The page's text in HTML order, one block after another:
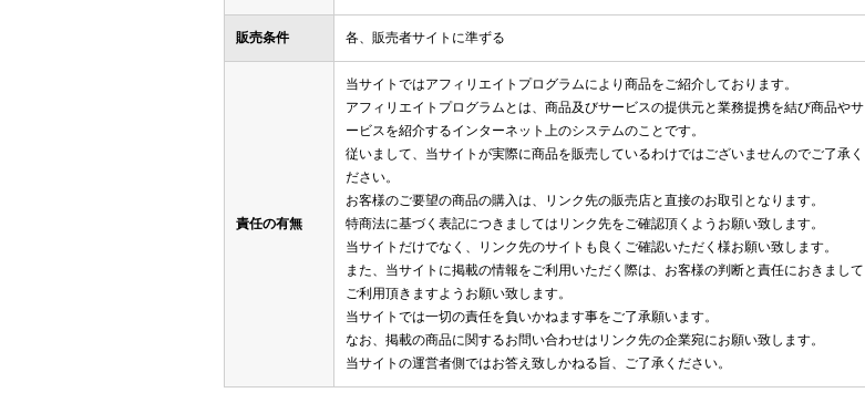
販売条件 各、販売者サイトに準ずる
責任の有無
当サイトではアフィリエイトプログラムにより商品をご紹介しております。
アフィリエイトプログラムとは、商品及びサービスの提供元と業務提携を結び商品やサ
ービスを紹介するインターネット上のシステムのことです。
従いまして、当サイトが実際に商品を販売しているわけではございませんのでご了承く
ださい。
お客様のご要望の商品の購入は、リンク先の販売店と直接のお取引となります。
特商法に基づく表記につきましてはリンク先をご確認頂くようお願い致します。
当サイトだけでなく、リンク先のサイトも良くご確認いただく様お願い致します。
また、当サイトに掲載の情報をご利用いただく際は、お客様の判断と責任におきまして
ご利用頂きますようお願い致します。
当サイトでは一切の責任を負いかねます事をご了承願います。
なお、掲載の商品に関するお問い合わせはリンク先の企業宛にお願い致します。
当サイトの運営者側ではお答え致しかねる旨、ご了承ください。